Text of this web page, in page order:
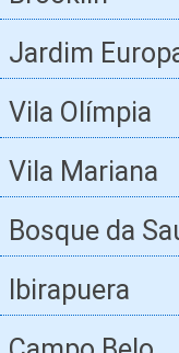
Jardim
Vila Olímpia
Vila Mariana
Bosque da
Ibirapuera